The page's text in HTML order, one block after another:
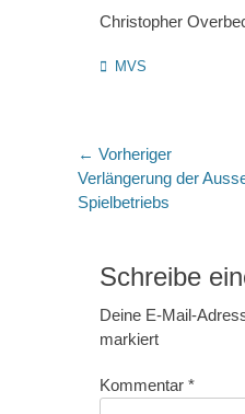
Christopher
Kategorien
MVS
← Vorheriger
Vorheriger
Beitrag:
Verlängerung der
Spielbetriebs
Schreibe
Deine E-Mail-
markiert
Kommentar *